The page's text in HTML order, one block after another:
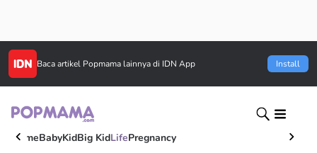
Baca artikel Popmama lainnya di IDN App Install
HomeBabyKidBig KidLifePregnancy